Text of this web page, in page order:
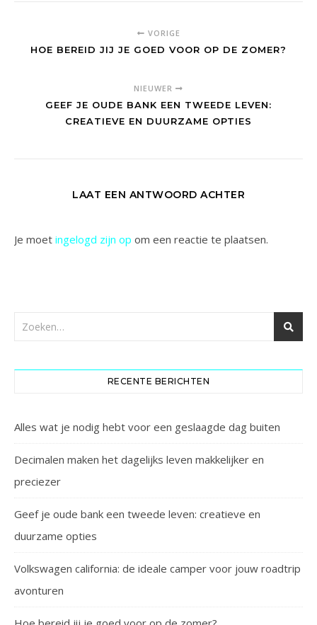
VORIGE
HOE BEREID JIJ JE GOED VOOR OP DE ZOMER?
NIEUWER
GEEF JE OUDE BANK EEN TWEEDE LEVEN:
CREATIEVE EN DUURZAME OPTIES
LAAT EEN ANTWOORD ACHTER
Je moet ingelogd zijn op om een reactie te plaatsen.
RECENTE BERICHTEN
Alles wat je nodig hebt voor een geslaagde dag buiten
Decimalen maken het dagelijks leven makkelijker en
preciezer
Geef je oude bank een tweede leven: creatieve en
duurzame opties
Volkswagen california: de ideale camper voor jouw roadtrip
avonturen